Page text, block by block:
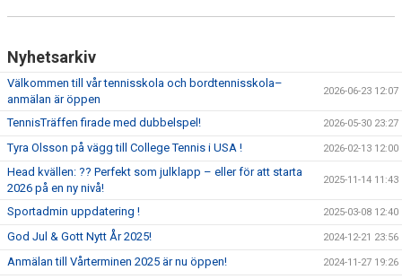
Nyhetsarkiv
Välkommen till vår tennisskola och bordtennisskola–
anmälan är öppen
2026-06-23 12:07
TennisTräffen firade med dubbelspel! 2026-05-30 23:27
Tyra Olsson på vägg till College Tennis i USA ! 2026-02-13 12:00
Head kvällen: ?? Perfekt som julklapp – eller för att starta
2026 på en ny nivå!
2025-11-14 11:43
Sportadmin uppdatering ! 2025-03-08 12:40
God Jul & Gott Nytt År 2025! 2024-12-21 23:56
Anmälan till Vårterminen 2025 är nu öppen! 2024-11-27 19:26